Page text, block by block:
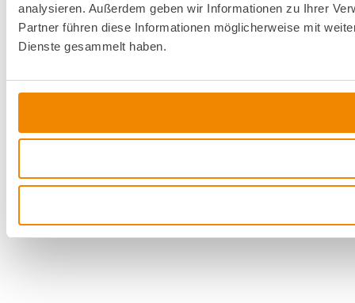
analysieren. Außerdem geben wir Informationen zu Ihrer
Partner führen diese Informationen möglicherweise mit
Dienste gesammelt haben.